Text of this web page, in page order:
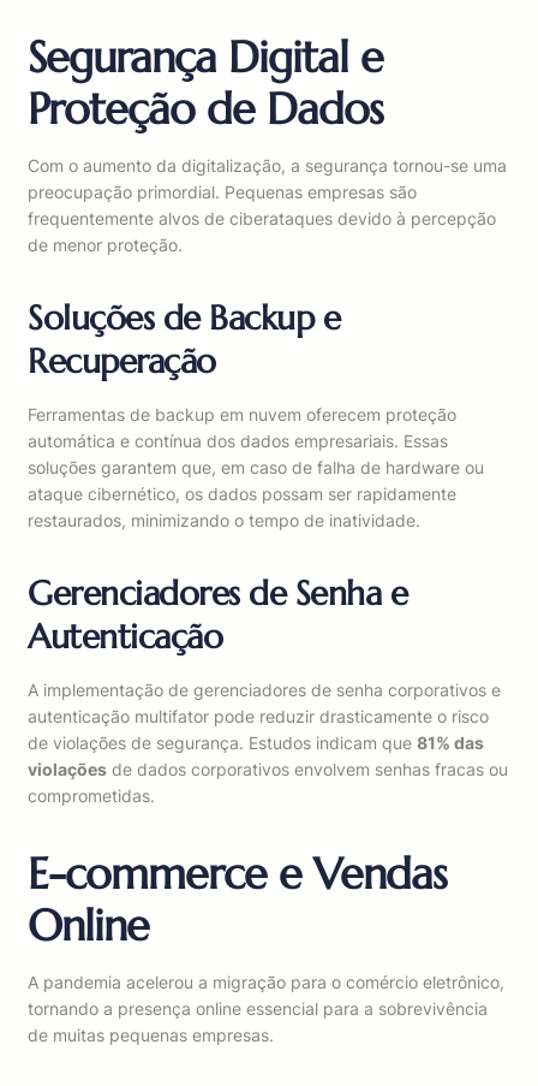
Segurança Digital e
Proteção de Dados
Com o aumento da digitalização, a segurança tornou-se uma
preocupação primordial. Pequenas empresas são
frequentemente alvos de ciberataques devido à percepção
de menor proteção.
Soluções de Backup e
Recuperação
Ferramentas de backup em nuvem oferecem proteção
automática e contínua dos dados empresariais. Essas
soluções garantem que, em caso de falha de hardware ou
ataque cibernético, os dados possam ser rapidamente
restaurados, minimizando o tempo de inatividade.
Gerenciadores de Senha e
Autenticação
A implementação de gerenciadores de senha corporativos e
autenticação multifator pode reduzir drasticamente o risco
de violações de segurança. Estudos indicam que 81% das
violações de dados corporativos envolvem senhas fracas ou
comprometidas.
E-commerce e Vendas
Online
A pandemia acelerou a migração para o comércio eletrônico,
tornando a presença online essencial para a sobrevivência
de muitas pequenas empresas.